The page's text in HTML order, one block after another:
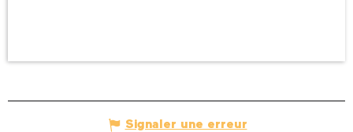
Signaler une erreur